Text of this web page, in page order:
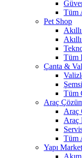
Tüm
Pet Shop
Tüm
Çanta &
Tüm
Araç
Araç
Araç
Tüm
Yapı